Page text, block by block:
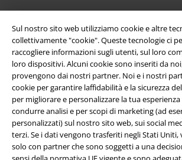
Sul nostro sito web utilizziamo cookie e altre
collettivamente "cookie". Queste tecnologie ci
raccogliere informazioni sugli utenti, sul loro
loro dispositivi. Alcuni cookie sono inseriti da
provengono dai nostri partner. Noi e i nostri
cookie per garantire laffidabilità e la sicurezza
per migliorare e personalizzare la tua
condurre analisi e per scopi di marketing (ad
personalizzati) sul nostro sito web, sui social
terzi. Se i dati vengono trasferiti negli Stati
solo con partner che sono soggetti a una
Info legali
Termini & Condizioni